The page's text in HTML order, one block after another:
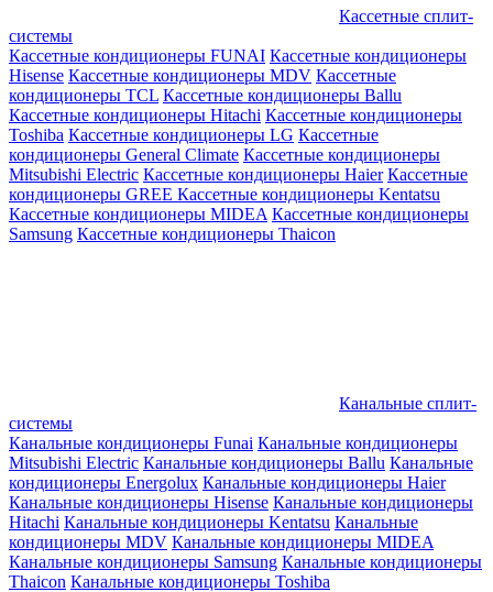
Кассетные сплит-
системы
Кассетные кондиционеры FUNAI Кассетные кондиционеры
Hisense Кассетные кондиционеры MDV Кассетные
кондиционеры TCL Кассетные кондиционеры Ballu
Кассетные кондиционеры Hitachi Кассетные кондиционеры
Toshiba Кассетные кондиционеры LG Кассетные
кондиционеры General Climate Кассетные кондиционеры
Mitsubishi Electric Кассетные кондиционеры Haier Кассетные
кондиционеры GREE Кассетные кондиционеры Kentatsu
Кассетные кондиционеры MIDEA Кассетные кондиционеры
Samsung Кассетные кондиционеры Thaicon
Канальные сплит-
системы
Канальные кондиционеры Funai Канальные кондиционеры
Mitsubishi Electric Канальные кондиционеры Ballu Канальные
кондиционеры Energolux Канальные кондиционеры Haier
Канальные кондиционеры Hisense Канальные кондиционеры
Hitachi Канальные кондиционеры Kentatsu Канальные
кондиционеры MDV Канальные кондиционеры MIDEA
Канальные кондиционеры Samsung Канальные кондиционеры
Thaicon Канальные кондиционеры Toshiba